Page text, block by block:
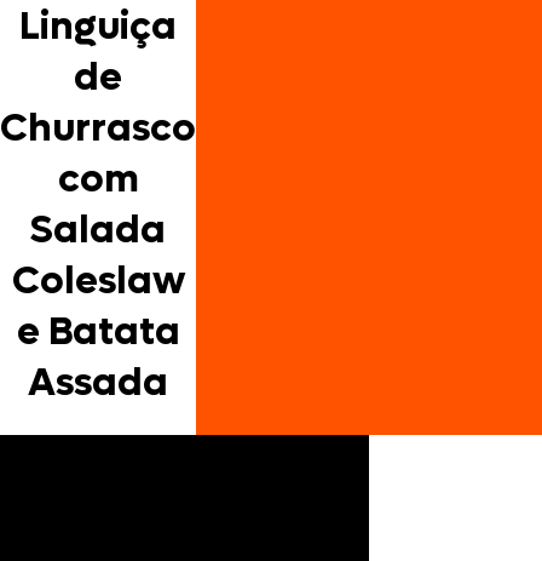
Linguiça
de
Churrasco
com
Salada
Coleslaw
e Batata
Assada